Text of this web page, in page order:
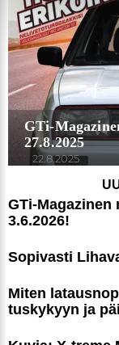
kerätty, kun olet
GTi-
27.8.2025
22.8.2025
GTi-Magazinen
3.6.2026!
Sopivasti
Miten
tus­ky­kyyn ja